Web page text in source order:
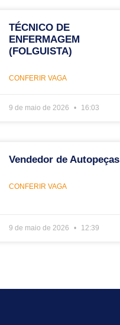
TÉCNICO DE
ENFERMAGEM
(FOLGUISTA)
CONFERIR VAGA
9 de maio de 2026 16:03
Vendedor de Autopeças
CONFERIR VAGA
9 de maio de 2026 12:39